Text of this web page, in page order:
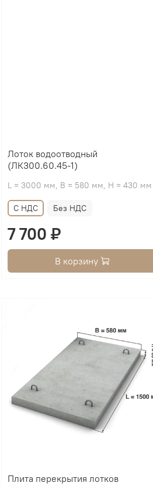
Лоток водоотводный
(ЛК300.60.45-1)
L = 3000 мм, B = 580 мм, H = 430 мм
С НДС Без НДС
7 700 ₽
В корзину
Плита перекрытия лотков